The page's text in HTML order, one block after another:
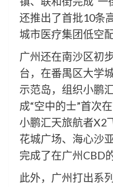
还推出了首批10条
城市医疗集团低空
广州还在南沙区初
台，在番禺区大学
示范岛，组织小鹏
成“空中的士”首次
小鹏汇天旅航者X2
花城广场、海心沙
完成了在广州CBD
此外，广州打出系